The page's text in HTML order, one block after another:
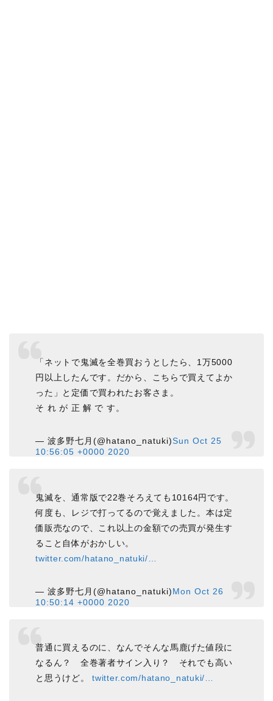
「ネットで鬼滅を全巻買おうとしたら、1万5000
円以上したんです。だから、こちらで買えてよか
った」と定価で買われたお客さま。
そ れ が 正 解 で す。
— 波多野七月(@hatano_natuki)Sun Oct 25
10:56:05 +0000 2020
鬼滅を、通常版で22巻そろえても10164円です。
何度も、レジで打ってるので覚えました。本は定
価販売なので、これ以上の金額での売買が発生す
ること自体がおかしい。
twitter.com/hatano_natuki/…
— 波多野七月(@hatano_natuki)Mon Oct 26
10:50:14 +0000 2020
普通に買えるのに、なんでそんな馬鹿げた値段に
なるん？ 全巻著者サイン入り？ それでも高い
と思うけど。twitter.com/hatano_natuki/…